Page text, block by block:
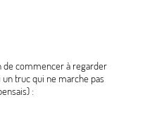
de commencer à regarder
un truc qui ne marche pas
: